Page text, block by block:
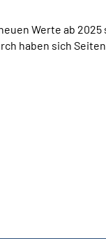
Werte ab
haben sich